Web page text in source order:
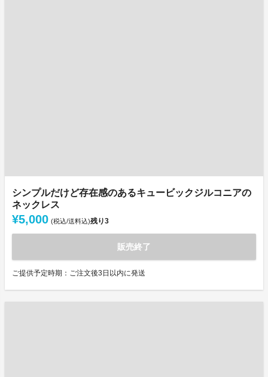
シンプルだけど存在感のあるキュービックジルコニアの
ネックレス
¥5,000 (税込/送料込)残り3
販売終了
ご提供予定時期：ご注文後3日以内に発送